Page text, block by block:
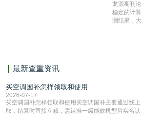
测时注意
表文献复
龙源期刊
稳定的计
测结果，
最新查重资讯
买空调国补怎样领取和使用
2026-07-17
买空调国补怎样领取和使用买空调国补主要通过线
取，结算时直接立减‌，需认准一级能效机型且实名认